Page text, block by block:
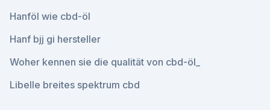
Hanföl wie cbd-öl
Hanf bjj gi hersteller
Woher kennen sie die qualität von cbd-öl_
Libelle breites spektrum cbd